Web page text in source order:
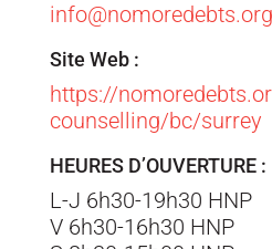
info@nomoredebts.org
Site Web :
https://
counselling/bc/surrey
HEURES D’OUVERTURE :
L-J 6h30-19h30 HNP
V 6h30-16h30 HNP